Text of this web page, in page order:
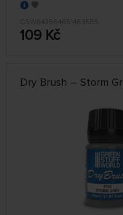
GSW8435646514635ES
109 Kč
Dry Brush – Storm